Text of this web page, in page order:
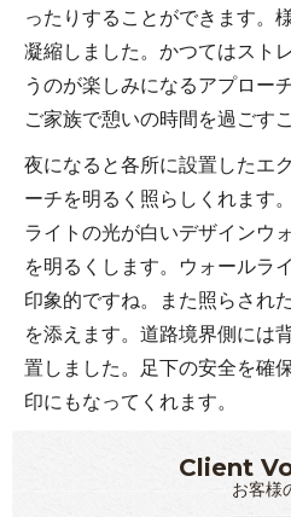
ったりすることができます。
凝縮しました。かつてはスト
うのが楽しみになるアプロー
ご家族で憩いの時間を過ごす
夜になると各所に設置したエ
ーチを明るく照らしくれます
ライトの光が白いデザインウ
を明るくします。ウォールラ
印象的ですね。また照らされ
を添えます。道路境界側には
置しました。足下の安全を確
印にもなってくれます。
Client
お客様